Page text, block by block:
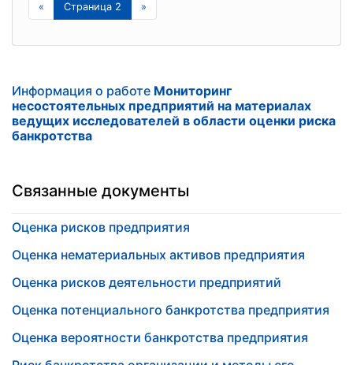
« Страница 2 »
Информация о работе Мониторинг
несостоятельных предприятий на материалах
ведущих исследователей в области оценки риска
банкротства
Связанные документы
Оценка рисков предприятия
Оценка нематериальных активов предприятия
Оценка рисков деятельности предприятий
Оценка потенциального банкротства предприятия
Оценка вероятности банкротства предприятия